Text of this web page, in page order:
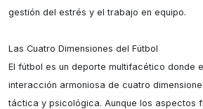
gestión del estrés y el trabajo en equipo.
Las Cuatro Dimensiones del Fútbol
El fútbol es un deporte multifacético donde
interacción armoniosa de cuatro
táctica y psicológica. Aunque los aspectos